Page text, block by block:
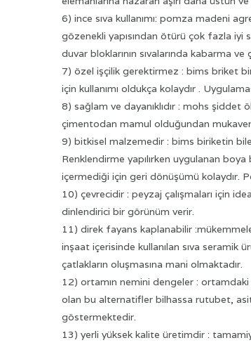
6) ince sıva kullanımı: pomza madeni
gözenekli yapısından ötürü çok fazla
duvar bloklarının sıvalarında kabarma
7) özel işçilik gerektirmez : bims briket
için kullanımı oldukça kolaydır .
8) sağlam ve dayanıklıdır : mohs
çimentodan mamul olduğundan
9) bitkisel malzemedir : bims biriketin
Renklendirme yapılırken uygulanan boya
içermediği için geri dönüşümü kolaydır.
10) çevrecidir : peyzaj çalışmaları için
dinlendirici bir görünüm verir.
11) direk fayans kaplanabilir
inşaat içerisinde kullanılan sıva seramik
çatlakların oluşmasına mani olmaktadır.
12) ortamın nemini dengeler :
olan bu alternatifler bilhassa rutubet,
göstermektedir.
13) yerli yüksek kalite üretimdir :